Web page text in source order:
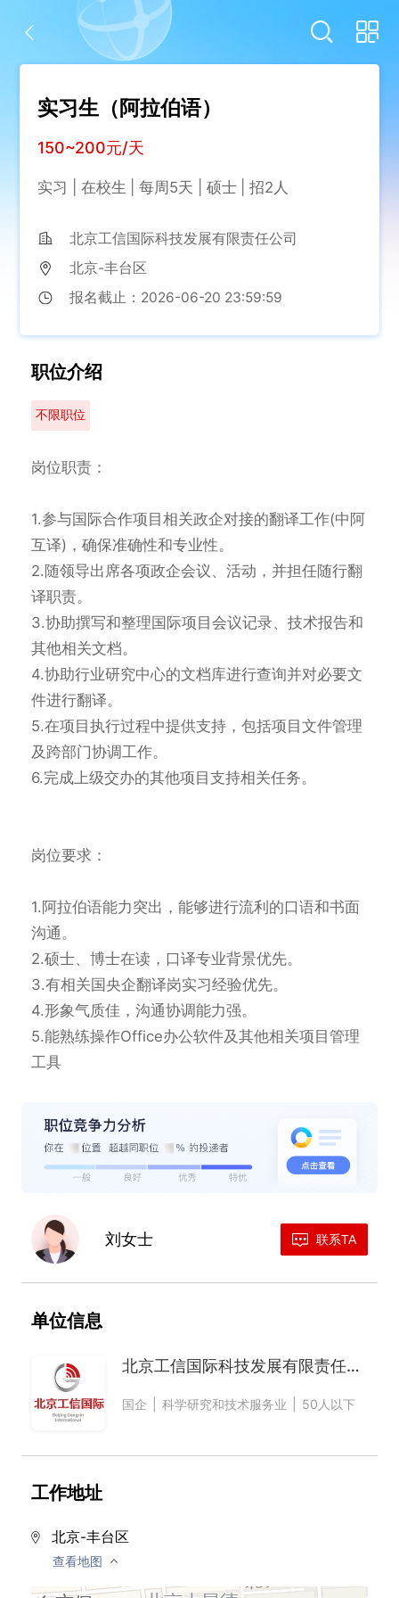
实习生（阿拉伯语）
150~200元/天
实习 在校生 每周 5天 硕士 招2 人
北京工信国际科技发展有限责任公司
北京-丰台区
报名截止： 2026-06-20 23:59:59
职位介绍
不限职位
岗位职责：
1.参与国际合作项目相关政企对接的翻译工作(中阿
互译)，确保准确性和专业性。
2.随领导出席各项政企会议、活动，并担任随行翻
译职责。
3.协助撰写和整理国际项目会议记录、技术报告和
其他相关文档。
4.协助行业研究中心的文档库进行查询并对必要文
件进行翻译。
5.在项目执行过程中提供支持，包括项目文件管理
及跨部门协调工作。
6.完成上级交办的其他项目支持相关任务。
岗位要求：
1.阿拉伯语能力突出，能够进行流利的口语和书面
沟通。
2.硕士、博士在读，口译专业背景优先。
3.有相关国央企翻译岗实习经验优先。
4.形象气质佳，沟通协调能力强。
5.能熟练操作Office办公软件及其他相关项目管理
工具
刘女士 联系TA
单位信息
北京工信国际科技发展有限责任公司
国企 科学研究和技术服务业 50人以下
工作地址
北京-丰台区
查看地图